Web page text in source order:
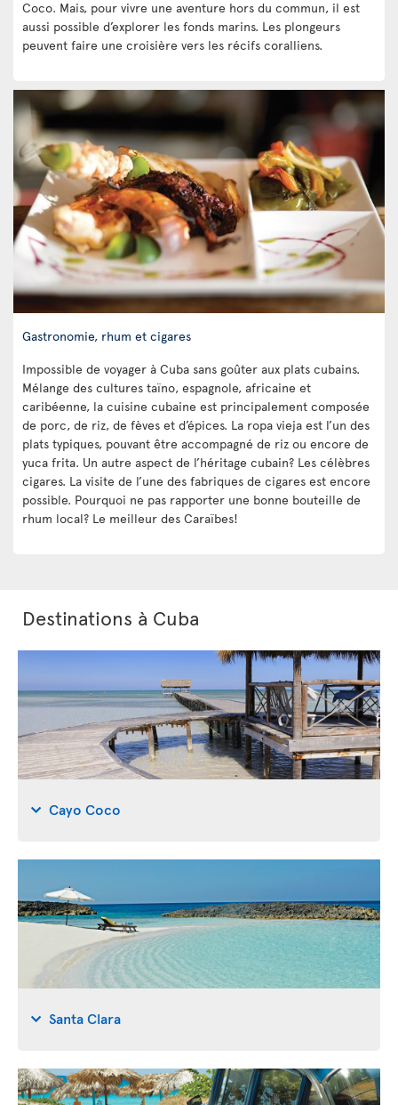
Coco. Mais, pour vivre une aventure hors du commun, il est
aussi possible d’explorer les fonds marins. Les plongeurs
peuvent faire une croisière vers les récifs coralliens.
Gastronomie, rhum et cigares
Impossible de voyager à Cuba sans goûter aux plats cubains.
Mélange des cultures taïno, espagnole, africaine et
caribéenne, la cuisine cubaine est principalement composée
de porc, de riz, de fèves et d’épices. La ropa vieja est l’un des
plats typiques, pouvant être accompagné de riz ou encore de
yuca frita. Un autre aspect de l’héritage cubain? Les célèbres
cigares. La visite de l’une des fabriques de cigares est encore
possible. Pourquoi ne pas rapporter une bonne bouteille de
rhum local? Le meilleur des Caraïbes!
Destinations à Cuba
Cayo Coco
Santa Clara